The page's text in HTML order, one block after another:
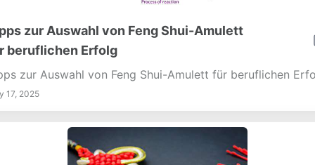
zur Auswahl von Feng Shui-Amulett
beruflichen Erfolg
zur Auswahl von Feng Shui-Amulett für beruflichen
17, 2025